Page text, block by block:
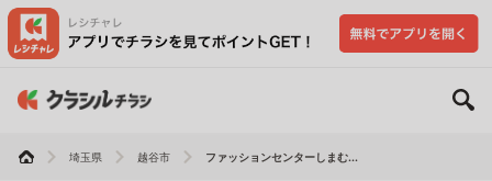
埼玉県 越谷市 ファッションセンターしまむ...